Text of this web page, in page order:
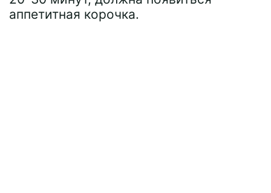
аппетитная корочка.